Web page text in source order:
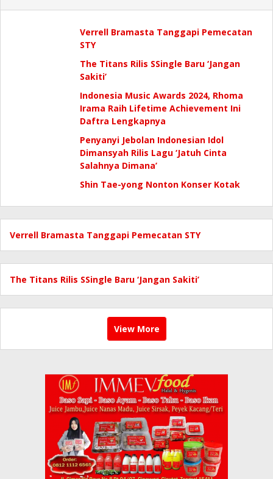
Verrell Bramasta Tanggapi Pemecatan
STY
The Titans Rilis SSingle Baru ‘Jangan
Sakiti’
Indonesia Music Awards 2024, Rhoma
Irama Raih Lifetime Achievement Ini
Daftra Lengkapnya
Penyanyi Jebolan Indonesian Idol
Dimansyah Rilis Lagu ‘Jatuh Cinta
Salahnya Dimana’
Shin Tae-yong Nonton Konser Kotak
Verrell Bramasta Tanggapi Pemecatan STY
The Titans Rilis SSingle Baru ‘Jangan Sakiti’
View More